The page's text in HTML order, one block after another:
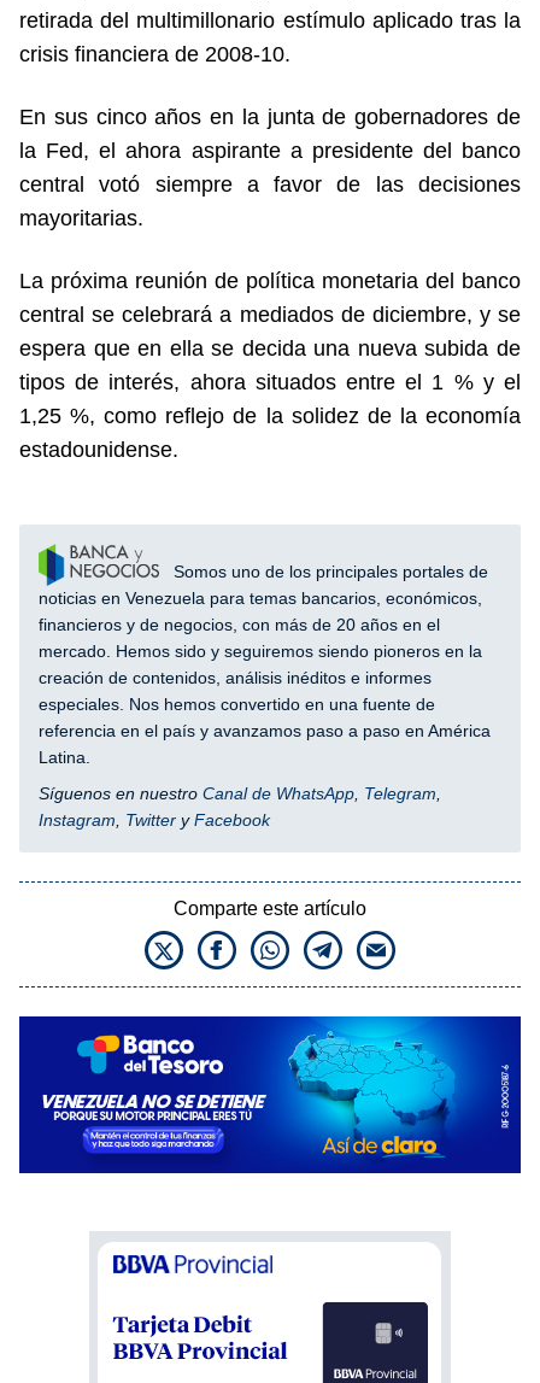
retirada del multimillonario estímulo aplicado tras la
crisis financiera de 2008-10.
En sus cinco años en la junta de gobernadores de
la Fed, el ahora aspirante a presidente del banco
central votó siempre a favor de las decisiones
mayoritarias.
La próxima reunión de política monetaria del banco
central se celebrará a mediados de diciembre, y se
espera que en ella se decida una nueva subida de
tipos de interés, ahora situados entre el 1 % y el
1,25 %, como reflejo de la solidez de la economía
estadounidense.
Somos uno de los principales portales de
noticias en Venezuela para temas bancarios, económicos,
financieros y de negocios, con más de 20 años en el
mercado. Hemos sido y seguiremos siendo pioneros en la
creación de contenidos, análisis inéditos e informes
especiales. Nos hemos convertido en una fuente de
referencia en el país y avanzamos paso a paso en América
Latina.
Síguenos en nuestro Canal de WhatsApp, Telegram,
Instagram, Twitter yFacebook
Comparte este artículo